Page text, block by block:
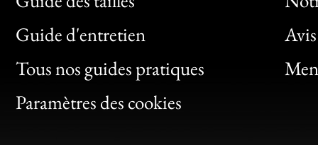
Guide d'entretien
Tous nos guides pratiques
Paramètres des cookies
Bon
Clic